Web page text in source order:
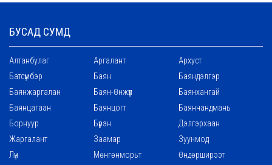
БУСАД СУМД
Алтанбулаг Аргалант
Архуст
Батсүмбэр
Баян
Баяндэлгэр
Баянжаргалан
Баян-Өнжүүл
Баянхангай
Баянцагаан
Баянцогт
Баянчандмань
Борнуур
Бүрэн
Дэлгэрхаан
Жаргалант
Заамар
Зуунмод
Лүн
Мөнгөнморьт
Өндөрширээт